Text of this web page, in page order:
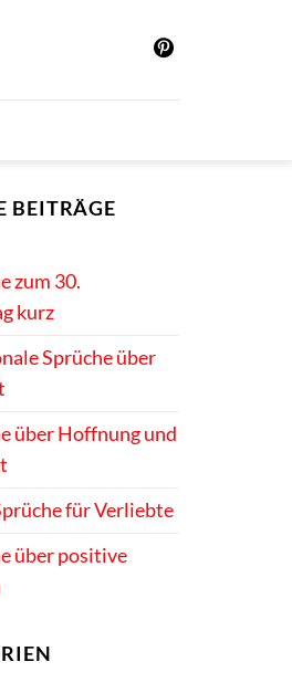
BEITRÄGE
zum 30.
kurz
Sprüche über
über Hoffnung und
für Verliebte
über positive